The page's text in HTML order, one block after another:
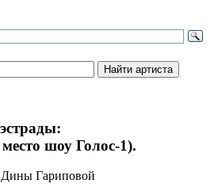
шоу Голос-1).